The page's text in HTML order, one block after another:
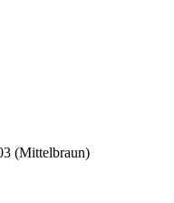
(Mittelbraun)